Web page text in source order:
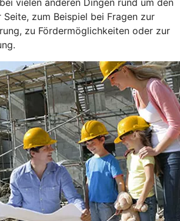
vielen anderen Dingen rund um den
zum Beispiel bei Fragen zur
zu Fördermöglichkeiten oder zur